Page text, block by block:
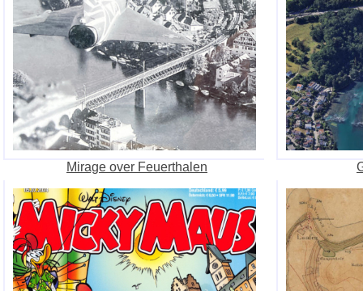
Mirage over Feuerthalen